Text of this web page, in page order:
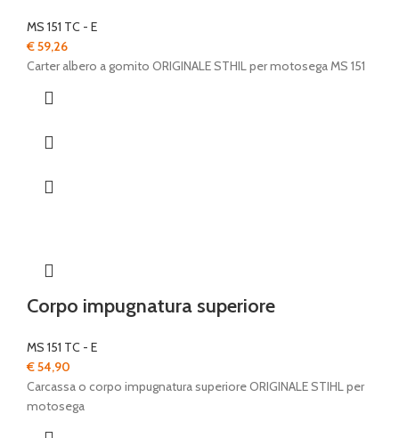
MS 151 TC - E
€59,26
Carter albero a gomito ORIGINALE STHIL per motosega MS 151
Corpo impugnatura superiore
MS 151 TC - E
€54,90
Carcassa o corpo impugnatura superiore ORIGINALE STIHL per
motosega